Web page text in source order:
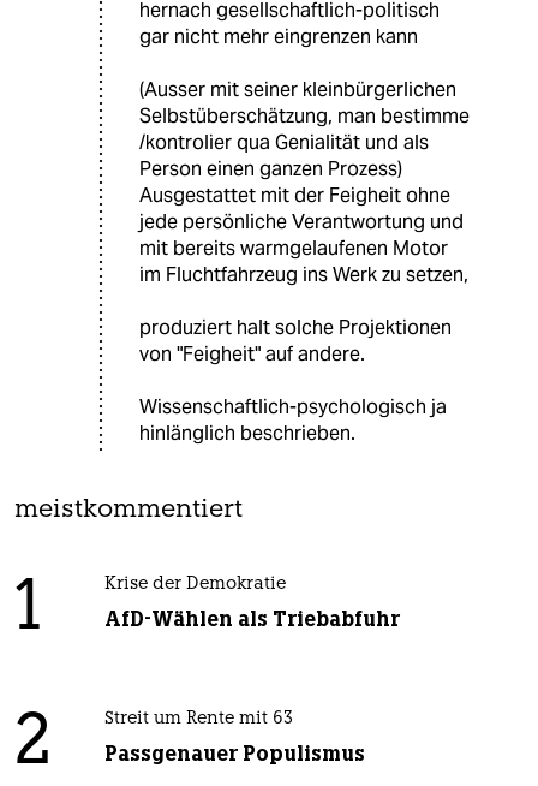
hernach gesellschaftlich-politisch
gar nicht mehr eingrenzen kann
(Ausser mit seiner kleinbürgerlichen
Selbstüberschätzung, man bestimme
/kontrolier qua Genialität und als
Person einen ganzen Prozess)
Ausgestattet mit der Feigheit ohne
jede persönliche Verantwortung und
mit bereits warmgelaufenen Motor
im Fluchtfahrzeug ins Werk zu setzen,
produziert halt solche Projektionen
von "Feigheit" auf andere.
Wissenschaftlich-psychologisch ja
hinlänglich beschrieben.
meistkommentiert
1 Krise der Demokratie
AfD-Wählen als Triebabfuhr
2 Streit um Rente mit 63
Passgenauer Populismus